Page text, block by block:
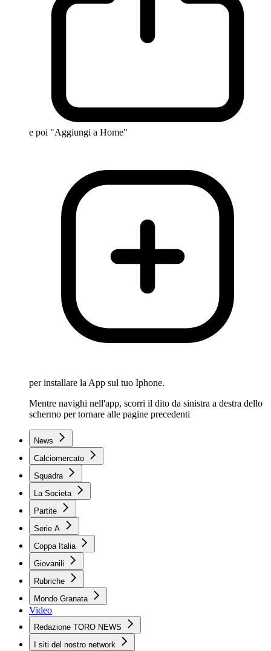
e poi "Aggiungi a Home"
per installare la App sul tuo Iphone.
Mentre navighi nell'app, scorri il dito da sinistra a destra dello
schermo per tornare alle pagine precedenti
News
Calciomercato
Squadra
La Societa
Partite
Serie A
Coppa Italia
Giovanili
Rubriche
Mondo Granata
Video
Redazione TORO NEWS
I siti del nostro network